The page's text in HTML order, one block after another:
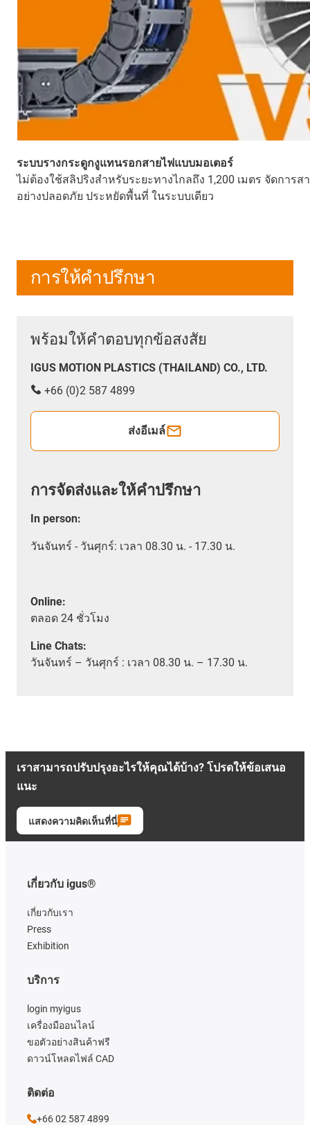
ระบบรางกระดูกงูแทนรอกสายไฟแบบมอเตอร์
ไม่ต้องใช้สลิปริงสำหรับระยะทางไกลถึง 1,200 เมตร จัดการส
อย่างปลอดภัย ประหยัดพื้นที่ ในระบบเดียว
การให้คำปรึกษา
พร้อมให้คำตอบทุกข้อสงสัย
IGUS MOTION PLASTICS (THAILAND) CO., LTD.
+66 (0)2 587 4899
ส่งอีเมล์
การจัดส่งและให้คำปรึกษา
In person:
วันจันทร์ - วันศุกร์: เวลา 08.30 น. - 17.30 น.
Online:
ตลอด 24 ชั่วโมง
Line Chats:
วันจันทร์ – วันศุกร์ : เวลา 08.30 น. – 17.30 น.
เราสามารถปรับปรุงอะไรให้คุณได้บ้าง? โปรดให้ข้อเสนอ
แนะ
แสดงความคิดเห็นที่นี่
เกี่ยวกับ igus®
เกี่ยวกับเรา
Press
Exhibition
บริการ
login myigus
เครื่องมืออนไลน์
ขอตัวอย่างสินค้าฟรี
ดาวน์โหลดไฟล์ CAD
ติดต่อ
+66 02 587 4899